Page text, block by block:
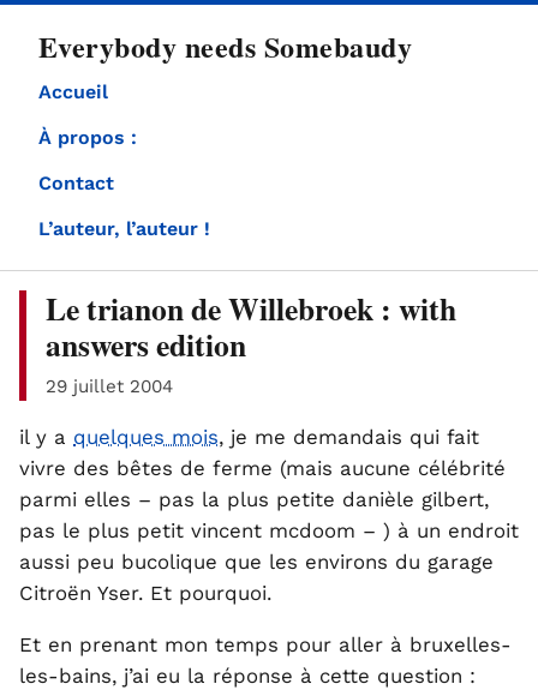
Everybody needs Somebaudy
Accueil
À propos :
Contact
L’auteur, l’auteur !
Le trianon de Willebroek : with
answers edition
29 juillet 2004
il y a quelques mois, je me demandais qui fait
vivre des bêtes de ferme (mais aucune célébrité
parmi elles – pas la plus petite danièle gilbert,
pas le plus petit vincent mcdoom – ) à un endroit
aussi peu bucolique que les environs du garage
Citroën Yser. Et pourquoi.
Et en prenant mon temps pour aller à bruxelles-
les-bains, j’ai eu la réponse à cette question :